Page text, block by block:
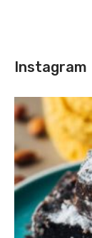
Instagram